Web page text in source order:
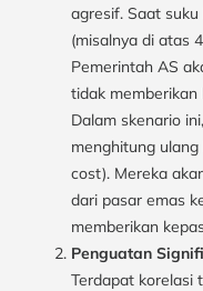
agresif. Saat
(misalnya di atas
Pemerintah AS
tidak memberikan
Dalam skenario
menghitung
cost). Mereka
dari pasar emas
memberikan
Penguatan
Terdapat korelasi